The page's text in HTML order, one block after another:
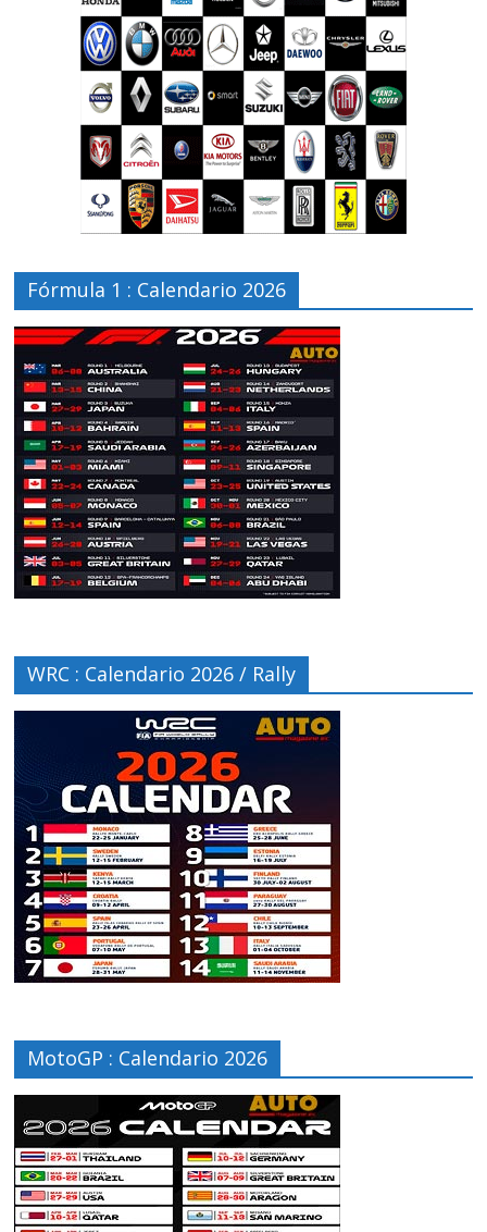
Fórmula 1 : Calendario 2026
WRC : Calendario 2026 / Rally
MotoGP : Calendario 2026